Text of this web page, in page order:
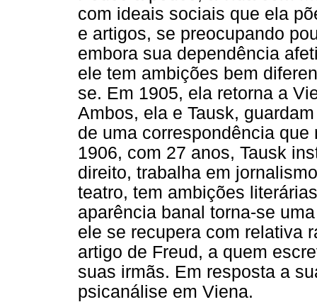
com ideais sociais que ela
e artigos, se preocupando
embora sua dependência
ele tem ambições bem
se. Em 1905, ela retorna a
Ambos, ela e Tausk,
de uma correspondência
1906, com 27 anos, Tausk
direito, trabalha em
teatro, tem ambições
aparência banal torna-se
ele se recupera com relativa
artigo de Freud, a quem
suas irmãs. Em resposta a
psicanálise em Viena.